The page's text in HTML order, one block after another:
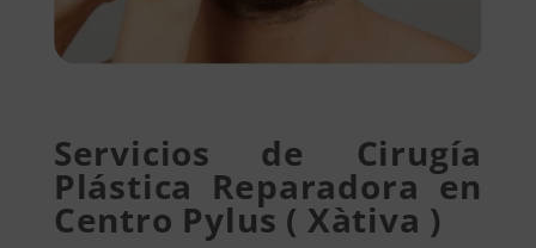
Servicios de Cirugía
Plástica Reparadora en
Centro Pylus ( Xàtiva )